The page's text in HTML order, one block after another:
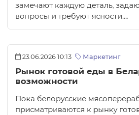
замечают каждую деталь,
вопросы и требуют ясности.…
23.06.2026 10:13 Маркетинг
Рынок готовой еды в
возможности
Пока белорусские
присматриваются к рынку